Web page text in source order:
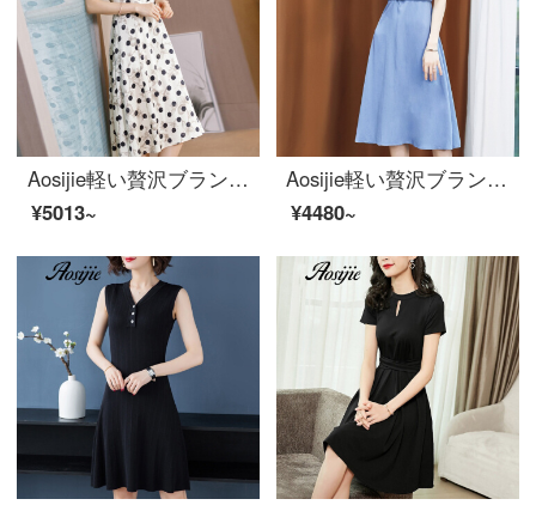
Aosijie軽い贅沢ブランドの婦人服のシルクの半袖Vネックのワンピース女性の夏の新型の重さのポンド桑蚕糸プリントのスカートは腰を収めて明らかにやせている中に長いタイプの空気を通すA字のスカートの米黄色のM
¥5013~
Aosijie軽い贅沢ブランドの婦人服のスタンドカラーの純色のシャツのワンピースの女性2020夏の新型は腰が見せてやせている気質の中で長めのベルトのシャツのスカートの浅い青色のMを収めます。
¥4480~